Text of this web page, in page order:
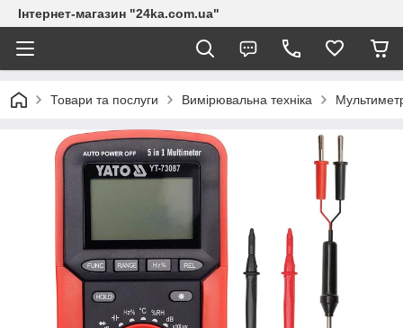
Інтернет-магазин "24ka.com.ua"
Товари та послуги Вимірювальна техніка